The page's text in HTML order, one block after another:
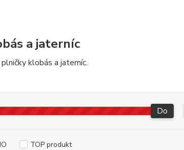
a jaterníc
klobás a jaterníc.
Do
TOP produkt